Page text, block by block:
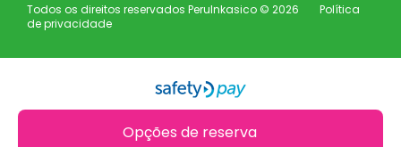
Opções de reserva
Todos os direitos reservados PeruInkasico © 2026
Política
de privacidade